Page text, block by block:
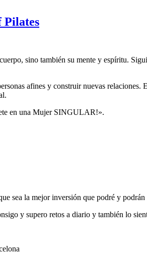
Pilates
sino también su mente y espíritu.
afines y construir nuevas
en una Mujer SINGULAR!».
sea la mejor inversión que podré y
y supero retos a diario y también lo